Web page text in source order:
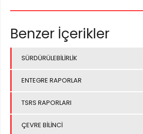
Benzer İçerikler
SÜRDÜRÜLEBİLİRLİK
ENTEGRE RAPORLAR
TSRS RAPORLARI
ÇEVRE BİLİNCİ